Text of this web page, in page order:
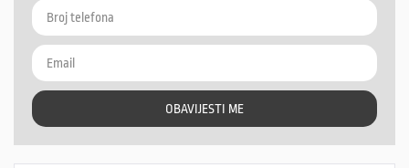
OBAVIJESTI ME